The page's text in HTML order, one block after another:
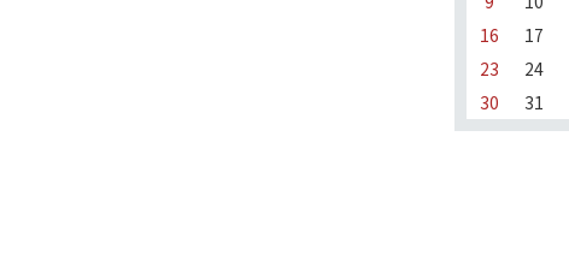
16
17
23
24
30
31